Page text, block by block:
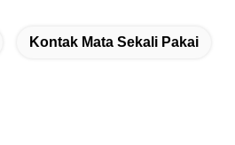
Kontak Mata Sekali Pakai